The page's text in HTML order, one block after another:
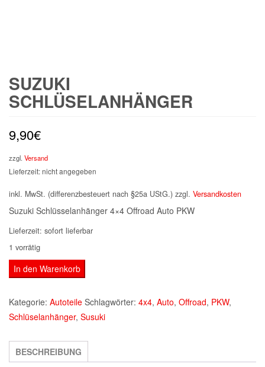
SUZUKI
SCHLÜSELANHÄNGER
9,90€
zzgl. Versand
Lieferzeit: nicht angegeben
inkl. MwSt. (differenzbesteuert nach §25a UStG.) zzgl. Versandkosten
Suzuki Schlüsselanhänger 4×4 Offroad Auto PKW
Lieferzeit: sofort lieferbar
1 vorrätig
Suzuki
Schlüselanhänger
Menge
In den Warenkorb
Kategorie: Autoteile Schlagwörter: 4x4, Auto, Offroad, PKW,
Schlüselanhänger, Susuki
BESCHREIBUNG